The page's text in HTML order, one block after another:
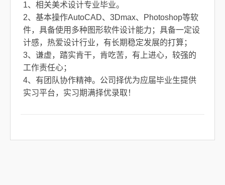
1、相关美术设计专业毕业。
2、基本操作AutoCAD、3Dmax、Photoshop等软
件，具备使用多种图形软件设计能力；具备一定设
计感，热爱设计行业，有长期稳定发展的打算；
3、谦虚，踏实肯干，肯吃苦，有上进心，较强的
工作责任心；
4、有团队协作精神。公司择优为应届毕业生提供
实习平台，实习期满择优录取！